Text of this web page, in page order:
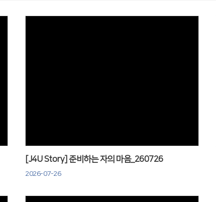
[J4U Story] 준비하는 자의 마음_260726
2026-07-26